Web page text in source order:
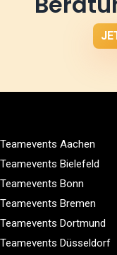
Teamevents Aachen
Teamevents Bielefeld
Teamevents Bonn
Teamevents Bremen
Teamevents Dortmund
Teamevents Düsseldorf